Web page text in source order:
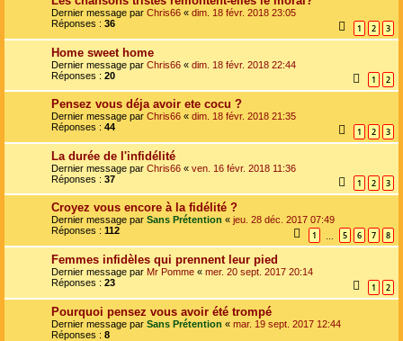
Dernier message par Chris66 « dim. 18 févr. 2018 23:05
Réponses : 36 1 2 3
Home sweet home
Dernier message par Chris66 « dim. 18 févr. 2018 22:44
Réponses : 20 1 2
Pensez vous déja avoir ete cocu ?
Dernier message par Chris66 « dim. 18 févr. 2018 21:35
Réponses : 44 1 2 3
La durée de l'infidélité
Dernier message par Chris66 « ven. 16 févr. 2018 11:36
Réponses : 37 1 2 3
Croyez vous encore à la fidélité ?
Dernier message par Sans Prétention « jeu. 28 déc. 2017 07:49
Réponses : 112 1 5 6 7 8
Femmes infidèles qui prennent leur pied
Dernier message par Mr Pomme « mer. 20 sept. 2017 20:14
Réponses : 23 1 2
Pourquoi pensez vous avoir été trompé
Dernier message par Sans Prétention « mar. 19 sept. 2017 12:44
Réponses : 8